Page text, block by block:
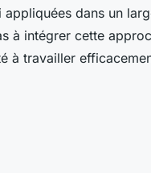
dans un
à intégrer cette
à travailler